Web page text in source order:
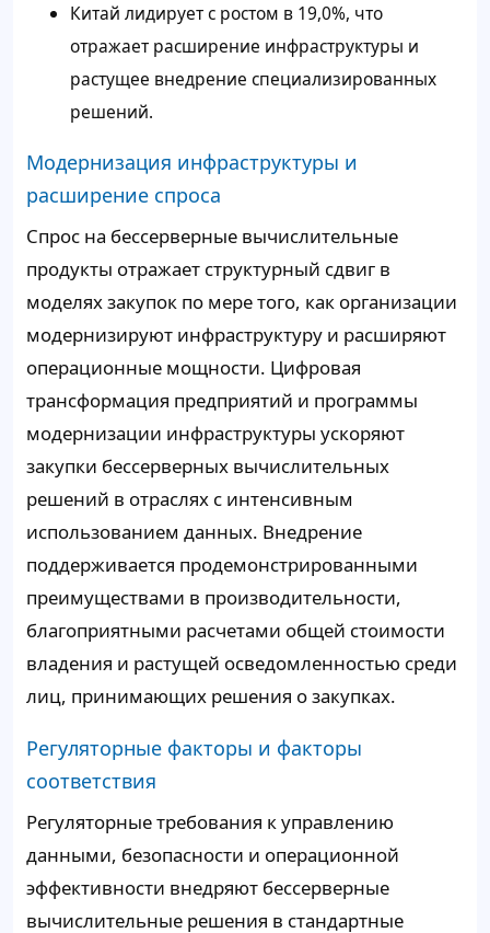
Китай лидирует с ростом в 19,0%, что
отражает расширение инфраструктуры и
растущее внедрение специализированных
решений.
Модернизация инфраструктуры и
расширение спроса
Спрос на бессерверные вычислительные
продукты отражает структурный сдвиг в
моделях закупок по мере того, как организации
модернизируют инфраструктуру и расширяют
операционные мощности. Цифровая
трансформация предприятий и программы
модернизации инфраструктуры ускоряют
закупки бессерверных вычислительных
решений в отраслях с интенсивным
использованием данных. Внедрение
поддерживается продемонстрированными
преимуществами в производительности,
благоприятными расчетами общей стоимости
владения и растущей осведомленностью среди
лиц, принимающих решения о закупках.
Регуляторные факторы и факторы
соответствия
Регуляторные требования к управлению
данными, безопасности и операционной
эффективности внедряют бессерверные
вычислительные решения в стандартные